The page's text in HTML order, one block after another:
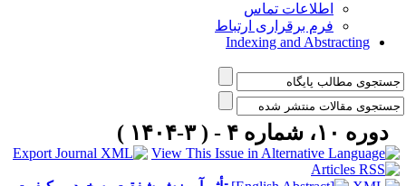
اطلاعات تماس
فرم برقراری ارتباط
Indexing and Abstracting
دوره ۱۰، شماره ۴ - ( ۳-۱۴۰۴ )